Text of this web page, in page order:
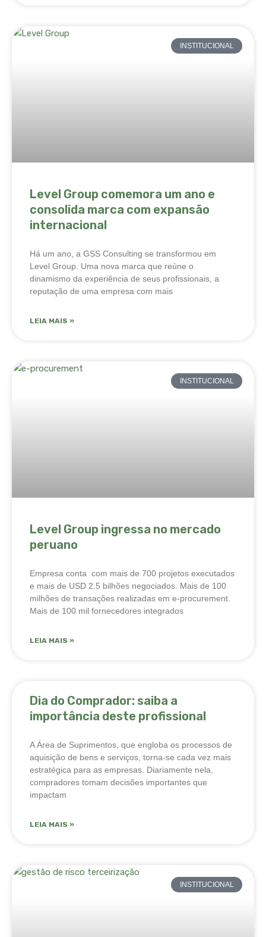
INSTITUCIONAL
Level Group comemora um ano e
consolida marca com expansão
internacional
Há um ano, a GSS Consulting se transformou em
Level Group. Uma nova marca que reúne o
dinamismo da experiência de seus profissionais, a
reputação de uma empresa com mais
LEIA MAIS »
INSTITUCIONAL
Level Group ingressa no mercado
peruano
Empresa conta com mais de 700 projetos executados
e mais de USD 2.5 bilhões negociados. Mais de 100
milhões de transações realizadas em e-procurement.
Mais de 100 mil fornecedores integrados
LEIA MAIS »
Dia do Comprador: saiba a
importância deste profissional
A Área de Suprimentos, que engloba os processos de
aquisição de bens e serviços, torna-se cada vez mais
estratégica para as empresas. Diariamente nela,
compradores tomam decisões importantes que
impactam
LEIA MAIS »
INSTITUCIONAL